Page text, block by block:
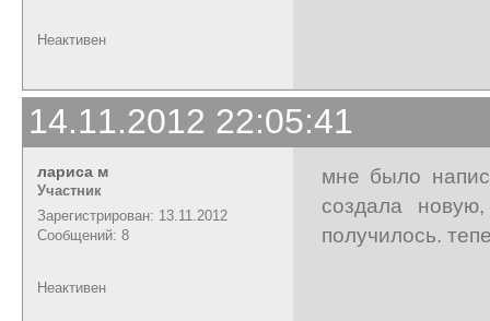
Неактивен
14.11.2012 22:05:41
лариса м
Участник
Зарегистрирован: 13.11.2012
Сообщений: 8
мне было
создала
получилось.
Неактивен